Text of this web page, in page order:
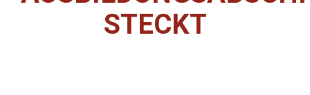
STECKT